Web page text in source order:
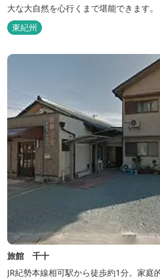
大な大自然を心行くまで堪能できます。
東紀州
旅館 千十
JR紀勢本線相可駅から徒歩約1分。家庭